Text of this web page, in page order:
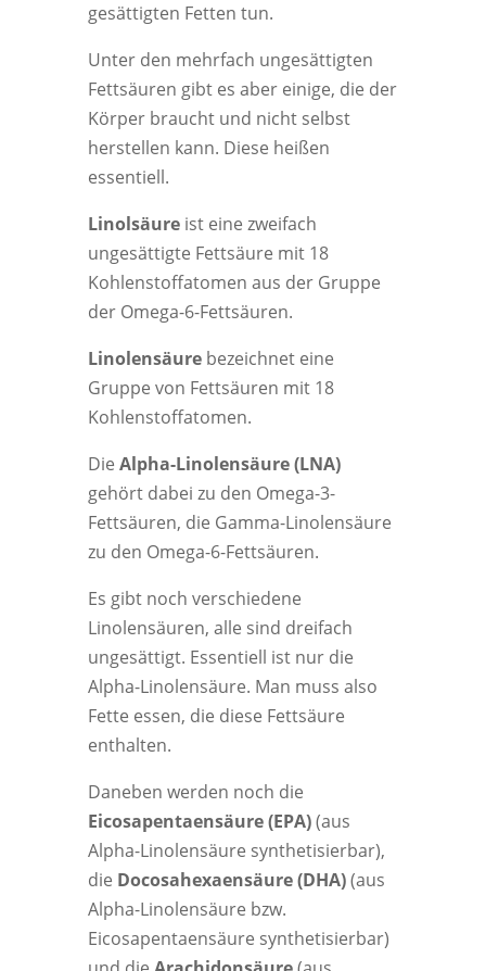
gesättigten Fetten tun.
Unter den mehrfach ungesättigten
Fettsäuren gibt es aber einige, die der
Körper braucht und nicht selbst
herstellen kann. Diese heißen
essentiell.
Linolsäureist eine zweifach
ungesättigte Fettsäure mit 18
Kohlenstoffatomen aus der Gruppe
der Omega-6-Fettsäuren.
Linolensäurebezeichnet eine
Gruppe von Fettsäuren mit 18
Kohlenstoffatomen.
Die Alpha-Linolensäure (LNA)
gehört dabei zu den Omega-3-
Fettsäuren, die Gamma-Linolensäure
zu den Omega-6-Fettsäuren.
Es gibt noch verschiedene
Linolensäuren, alle sind dreifach
ungesättigt. Essentiell ist nur die
Alpha-Linolensäure. Man muss also
Fette essen, die diese Fettsäure
enthalten.
Daneben werden noch die
Eicosapentaensäure (EPA)(aus
Alpha-Linolensäure synthetisierbar),
die Docosahexaensäure (DHA)(aus
Alpha-Linolensäure bzw.
Eicosapentaensäure synthetisierbar)